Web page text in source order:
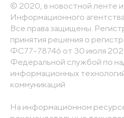
© 2020, в новостной ленте
Информационного
Все права защищены.
принятия решения о
ФС77-78746 от 30 июля
Федеральной службой по
информационных
коммуникаций
На информационном